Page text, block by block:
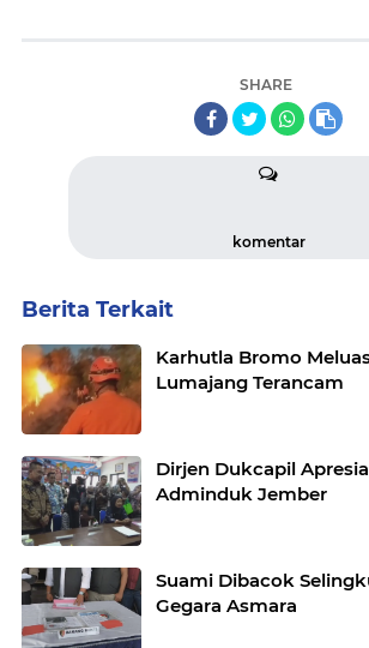
SHARE
komentar
Berita Terkait
Karhutla Bromo
Lumajang Terancam
Dirjen Dukcapil
Adminduk Jember
Suami Dibacok
Gegara Asmara